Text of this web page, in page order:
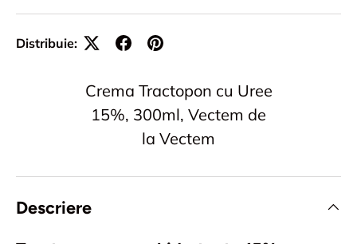
Distribuie:
Crema Tractopon cu Uree
15%, 300ml, Vectem de
la Vectem
Descriere